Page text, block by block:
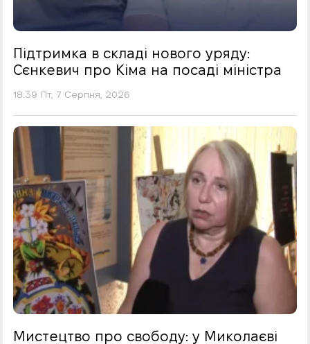
Підтримка в складі нового уряду:
Сєнкевич про Кіма на посаді міністра
18:39 Пт, 7 Серпня, 2026
Мистецтво про свободу: у Миколаєві